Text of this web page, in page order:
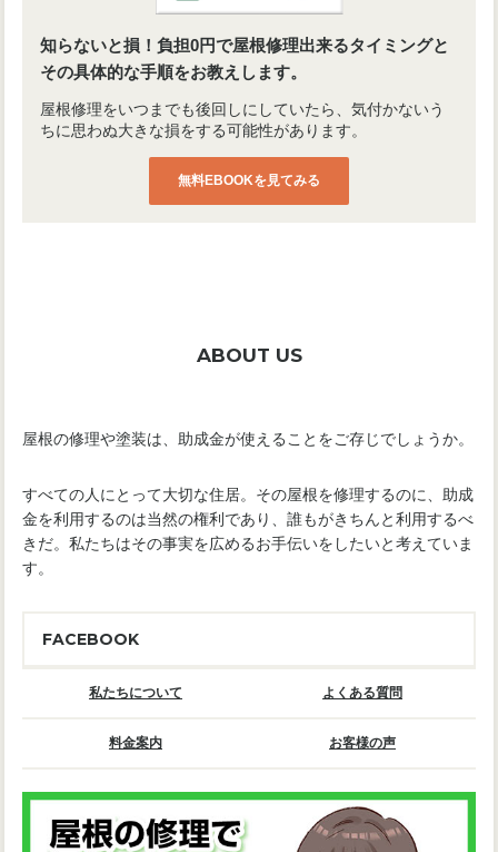
知らないと損！負担0円で屋根修理出来るタイミングと
その具体的な手順をお教えします。
屋根修理をいつまでも後回しにしていたら、気付かないう
ちに思わぬ大きな損をする可能性があります。
無料EBOOKを見てみる
ABOUT US
屋根の修理や塗装は、助成金が使えることをご存じでしょうか。
すべての人にとって大切な住居。その屋根を修理するのに、助成
金を利用するのは当然の権利であり、誰もがきちんと利用するべ
きだ。私たちはその事実を広めるお手伝いをしたいと考えていま
す。
FACEBOOK
私たちについて よくある質問
料金案内 お客様の声